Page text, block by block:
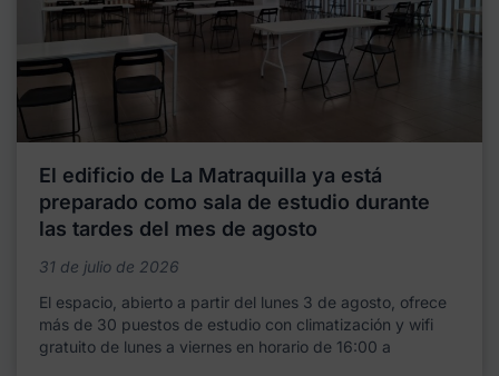
El edificio de La Matraquilla ya está
preparado como sala de estudio durante
las tardes del mes de agosto
31 de julio de 2026
El espacio, abierto a partir del lunes 3 de agosto, ofrece
más de 30 puestos de estudio con climatización y wifi
gratuito de lunes a viernes en horario de 16:00 a